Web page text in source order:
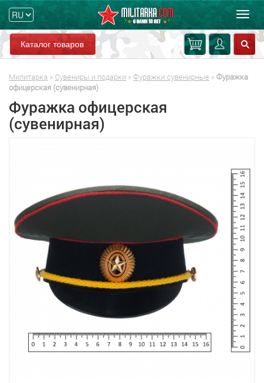
Каталог товаров
Милитарка » Сувениры и подарки » Фуражки сувенирные » Фуражка
офицерская (сувенирная)
Фуражка офицерская
(сувенирная)